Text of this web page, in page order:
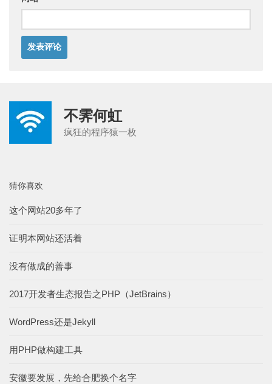
不霁何虹
疯狂的程序猿一枚
猜你喜欢
这个网站20多年了
证明本网站还活着
没有做成的善事
2017开发者生态报告之PHP（JetBrains）
WordPress还是Jekyll
用PHP做构建工具
安徽要发展，先给合肥换个名字